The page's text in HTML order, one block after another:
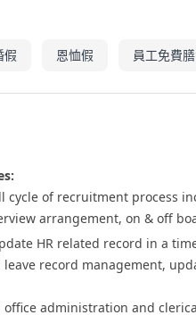
假 恩恤假 員工免費
cycle of recruitment process
arrangement, on & off
HR related record in a
record management,
office administration and